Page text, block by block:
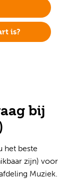
is?
bij
het beste
zijn) voor
Muziek.